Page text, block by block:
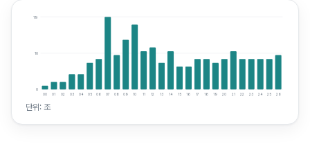
19
10
0
00 01 02 03 04 05 06 07 08 09 10 11 12 13 14 15 16 17 18 19 20 21 22 23 24 25 26
단위: 조